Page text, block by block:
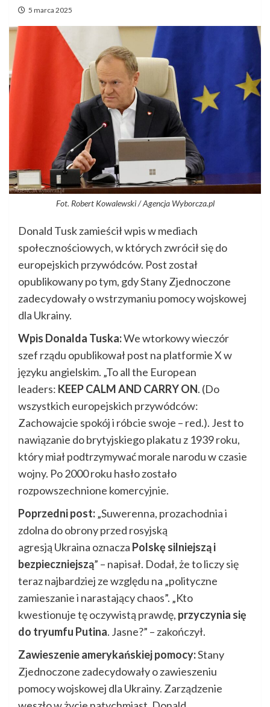
5 marca 2025
Fot. Robert Kowalewski / Agencja Wyborcza.pl
Donald Tusk zamieścił wpis w mediach
społecznościowych, w których zwrócił się do
europejskich przywódców. Post został
opublikowany po tym, gdy Stany Zjednoczone
zadecydowały o wstrzymaniu pomocy wojskowej
dla Ukrainy.
Wpis Donalda Tuska:We wtorkowy wieczór
szef rządu opublikował post na platformie X w
języku angielskim. „To all the European
leaders: KEEP CALM AND CARRY ON. (Do
wszystkich europejskich przywódców:
Zachowajcie spokój i róbcie swoje – red.). Jest to
nawiązanie do brytyjskiego plakatu z 1939 roku,
który miał podtrzymywać morale narodu w czasie
wojny. Po 2000 roku hasło zostało
rozpowszechnione komercyjnie.
Poprzedni post:„Suwerenna, prozachodnia i
zdolna do obrony przed rosyjską
agresją Ukraina oznacza Polskę silniejszą i
bezpieczniejszą” – napisał. Dodał, że to liczy się
teraz najbardziej ze względu na „polityczne
zamieszanie i narastający chaos”. „Kto
kwestionuje tę oczywistą prawdę, przyczynia się
do tryumfu Putina. Jasne?” – zakończył.
Zawieszenie amerykańskiej pomocy:Stany
Zjednoczone zadecydowały o zawieszeniu
pomocy wojskowej dla Ukrainy. Zarządzenie